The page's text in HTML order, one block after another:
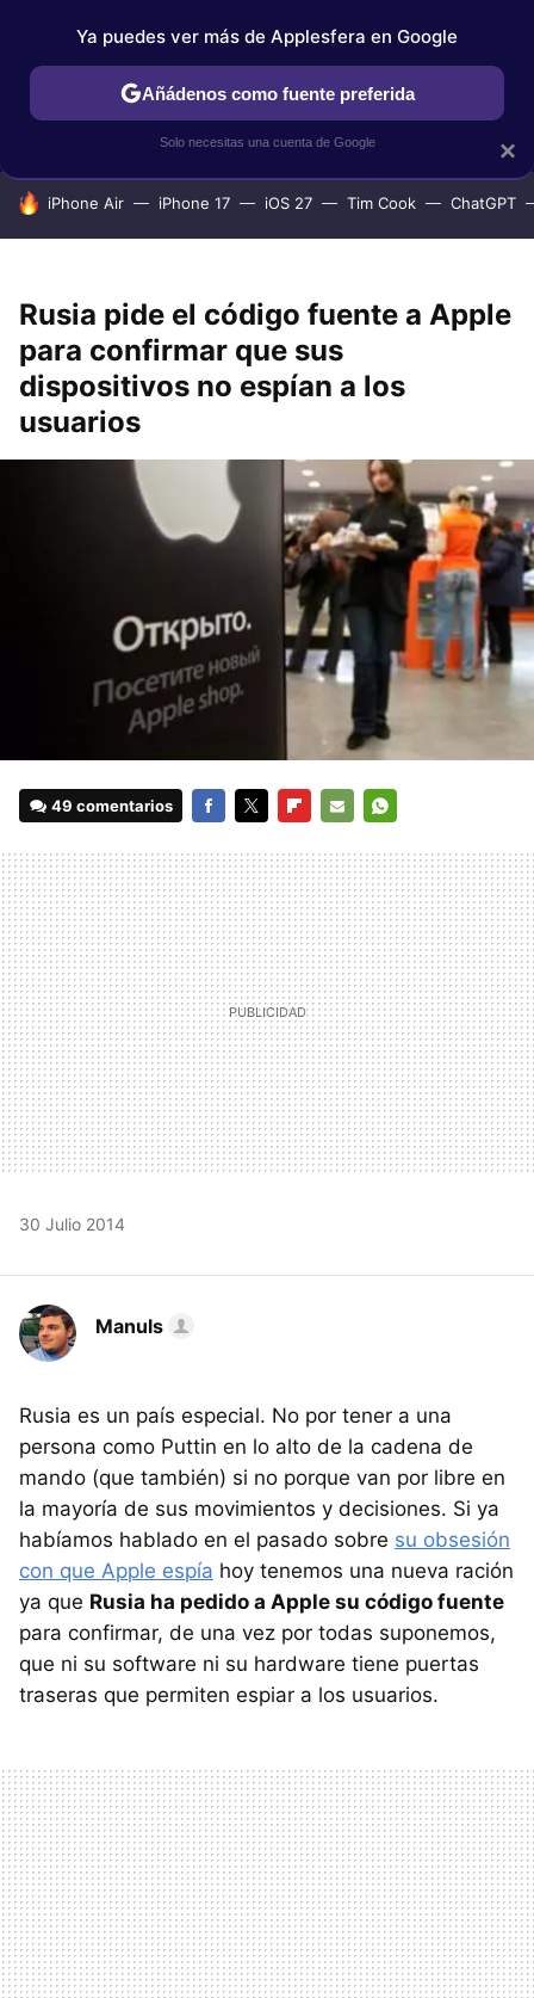
IPHONE TUTORIALES APPLESFERA SELECCIÓN
HOY SE HABLA DE
iPhone Air iPhone 17 iOS 27 Tim Cook ChatGPT
Rusia pide el código fuente a Apple
para confirmar que sus
dispositivos no espían a los
usuarios
49 comentarios
MAIL
30 Julio 2014
Manuls
Rusia es un país especial. No por tener a una
persona como Puttin en lo alto de la cadena de
mando (que también) si no porque van por libre en
la mayoría de sus movimientos y decisiones. Si ya
habíamos hablado en el pasado sobre su obsesión
con que Apple espía hoy tenemos una nueva ración
ya que Rusia ha pedido a Apple su código fuente
para confirmar, de una vez por todas suponemos,
que ni su software ni su hardware tiene puertas
traseras que permiten espiar a los usuarios.
×
Ya puedes ver más de Applesfera en Google
Añádenos como fuente preferida
Solo necesitas una cuenta de Google